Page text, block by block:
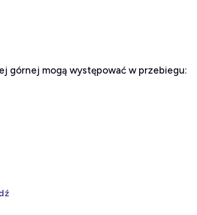
górnej mogą występować w przebiegu: